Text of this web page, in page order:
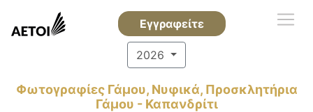
Εγγραφείτε
2026
Φωτογραφίες Γάμου, Νυφικά, Προσκλητήρια
Γάμου - Καπανδρίτι